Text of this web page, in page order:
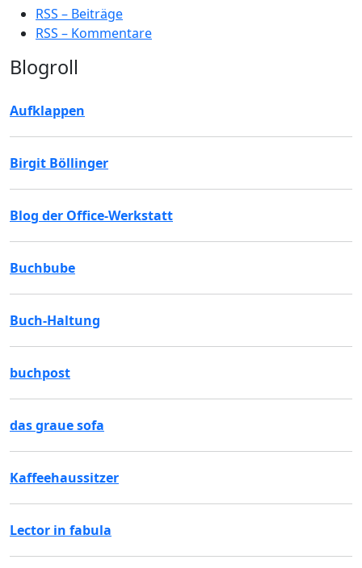
RSS – Beiträge
RSS – Kommentare
Blogroll
Aufklappen
Birgit Böllinger
Blog der Office-Werkstatt
Buchbube
Buch-Haltung
buchpost
das graue sofa
Kaffeehaussitzer
Lector in fabula